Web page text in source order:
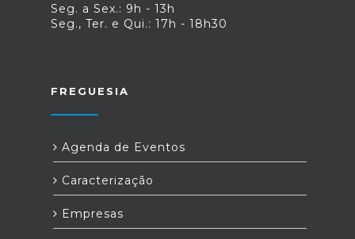
Seg. a Sex.: 9h - 13h
Seg., Ter. e Qui.: 17h - 18h30
FREGUESIA
Agenda de Eventos
Caracterização
Empresas